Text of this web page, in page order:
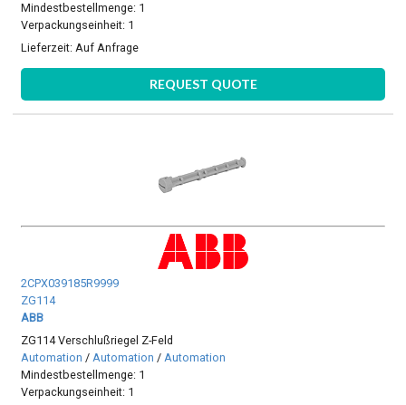
Mindestbestellmenge: 1
Verpackungseinheit: 1
Lieferzeit:Auf Anfrage
REQUEST QUOTE
2CPX039185R9999
ZG114
ABB
ZG114 Verschlußriegel Z-Feld
Automation /Automation /Automation
Mindestbestellmenge: 1
Verpackungseinheit: 1